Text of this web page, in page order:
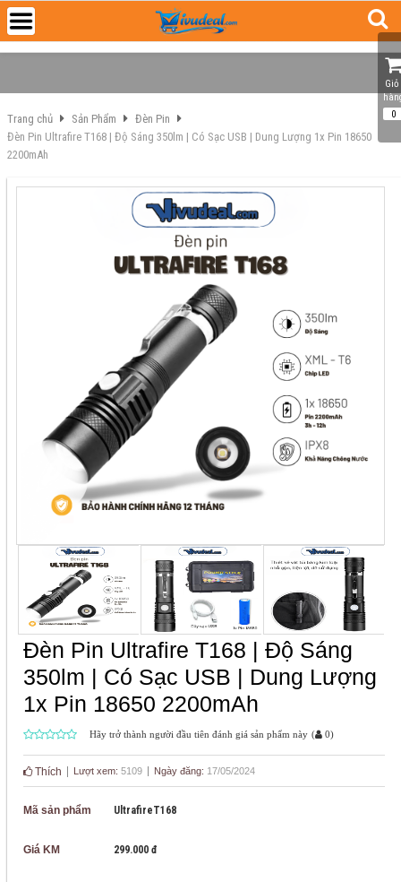
Trang chủ Sản Phẩm
Đèn Pin
Đèn Pin Ultrafire T168 | Độ Sáng 350lm | Có Sạc USB | Dung Lượng 1x Pin 18650
2200mAh
Đèn Pin Ultrafire T168 | Độ Sáng
350lm | Có Sạc USB | Dung Lượng
1x Pin 18650 2200mAh
Hãy trở thành người đầu tiên đánh giá sản phẩm này ( 0)
Thích Lượt xem: 5109 Ngày đăng: 17/05/2024
Mã sản phẩm UltrafireT168
Giá KM 299.000 đ
Giỏ
0